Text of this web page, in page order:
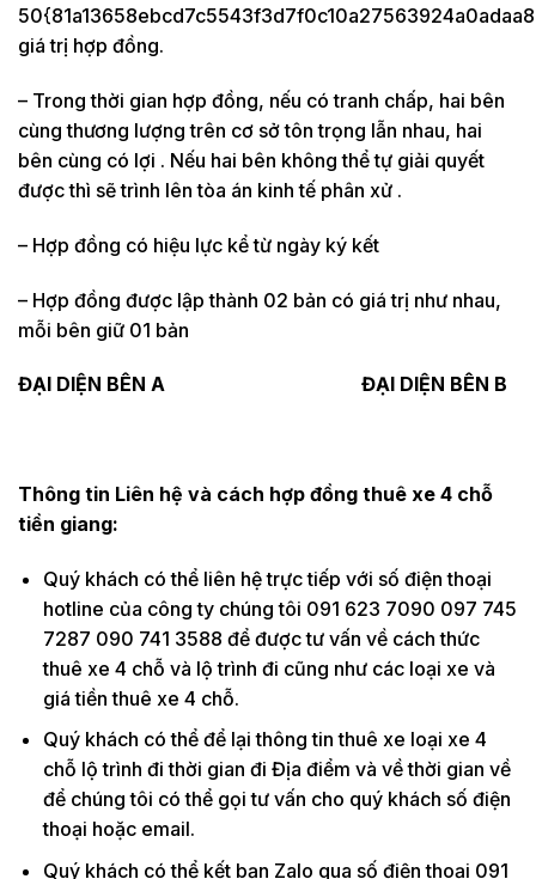
giá trị hợp đồng.
– Trong thời gian hợp đồng, nếu có tranh chấp, hai bên
cùng thương lượng trên cơ sở tôn trọng lẫn nhau, hai
bên cùng có lợi . Nếu hai bên không thể tự giải quyết
được thì sẽ trình lên tòa án kinh tế phân xử .
– Hợp đồng có hiệu lực kể từ ngày ký kết
– Hợp đồng được lập thành 02 bản có giá trị như nhau,
mỗi bên giữ 01 bản
ĐẠI DIỆN BÊN A ĐẠI DIỆN BÊN B
Thông tin Liên hệ và cách hợp đồng thuê xe 4 chỗ
tiền giang:
Quý khách có thể liên hệ trực tiếp với số điện thoại
hotline của công ty chúng tôi 091 623 7090 097 745
7287 090 741 3588 để được tư vấn về cách thức
thuê xe 4 chỗ và lộ trình đi cũng như các loại xe và
giá tiền thuê xe 4 chỗ.
Quý khách có thể để lại thông tin thuê xe loại xe 4
chỗ lộ trình đi thời gian đi Địa điểm và về thời gian về
để chúng tôi có thể gọi tư vấn cho quý khách số điện
thoại hoặc email.
Quý khách có thể kết bạn Zalo qua số điện thoại 091